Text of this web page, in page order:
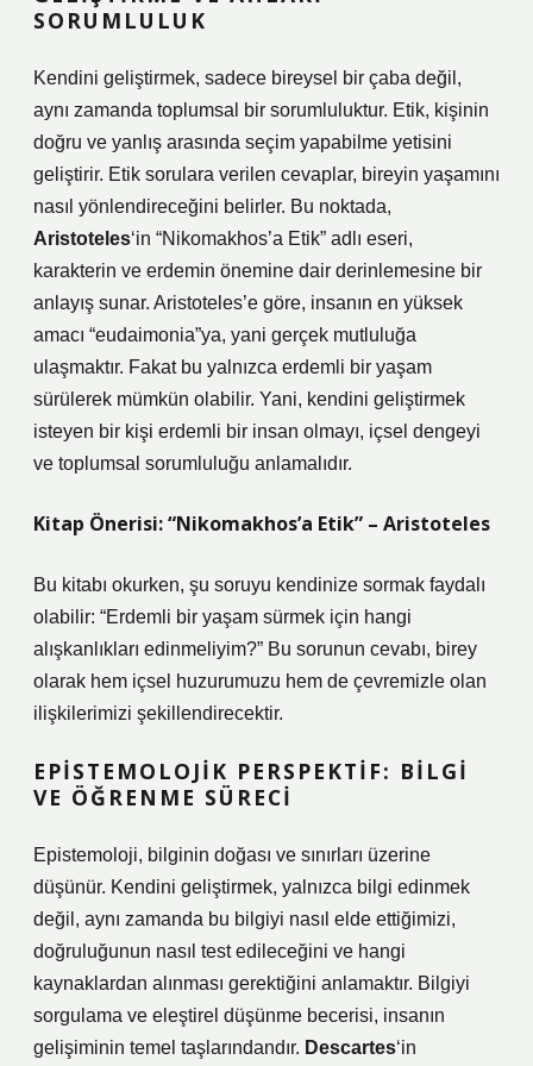
SORUMLULUK
Kendini geliştirmek, sadece bireysel bir çaba değil,
aynı zamanda toplumsal bir sorumluluktur. Etik, kişinin
doğru ve yanlış arasında seçim yapabilme yetisini
geliştirir. Etik sorulara verilen cevaplar, bireyin yaşamını
nasıl yönlendireceğini belirler. Bu noktada,
Aristoteles‘in “Nikomakhos’a Etik” adlı eseri,
karakterin ve erdemin önemine dair derinlemesine bir
anlayış sunar. Aristoteles’e göre, insanın en yüksek
amacı “eudaimonia”ya, yani gerçek mutluluğa
ulaşmaktır. Fakat bu yalnızca erdemli bir yaşam
sürülerek mümkün olabilir. Yani, kendini geliştirmek
isteyen bir kişi erdemli bir insan olmayı, içsel dengeyi
ve toplumsal sorumluluğu anlamalıdır.
Kitap Önerisi: “Nikomakhos’a Etik” – Aristoteles
Bu kitabı okurken, şu soruyu kendinize sormak faydalı
olabilir: “Erdemli bir yaşam sürmek için hangi
alışkanlıkları edinmeliyim?” Bu sorunun cevabı, birey
olarak hem içsel huzurumuzu hem de çevremizle olan
ilişkilerimizi şekillendirecektir.
EPISTEMOLOJIK PERSPEKTIF: BILGI
VE ÖĞRENME SÜRECI
Epistemoloji, bilginin doğası ve sınırları üzerine
düşünür. Kendini geliştirmek, yalnızca bilgi edinmek
değil, aynı zamanda bu bilgiyi nasıl elde ettiğimizi,
doğruluğunun nasıl test edileceğini ve hangi
kaynaklardan alınması gerektiğini anlamaktır. Bilgiyi
sorgulama ve eleştirel düşünme becerisi, insanın
gelişiminin temel taşlarındandır. Descartes‘in